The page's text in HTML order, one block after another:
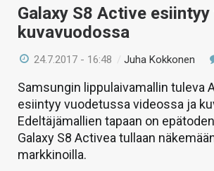
Galaxy S8 Active
kuvavuodossa
24.7.2017 - 16:48 /Juha Kokkonen
Samsungin lippulaivamallin tuleva
esiintyy vuodetussa videossa ja
Edeltäjämallien tapaan on
Galaxy S8 Activea tullaan
markkinoilla.